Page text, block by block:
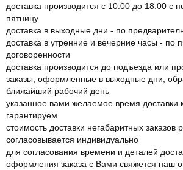
доставка производится с 10:00 до 18:00 с
пятницу
доставка в выходные дни - по
доставка в утренние и вечерние часы - по
договоренности
доставка производится до подъезда или
заказы, оформленные в выходные дни,
ближайший рабочий день
указанное вами желаемое время
гарантируем
стоимость доставки негабаритных заказов
согласовывается индивидуально
для согласования времени и деталей
оформления заказа с Вами свяжется наш